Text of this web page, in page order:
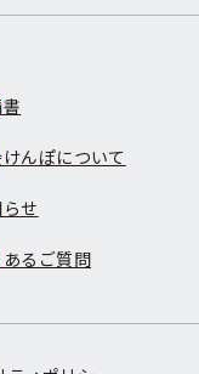
んぽについて
せ
あるご質問